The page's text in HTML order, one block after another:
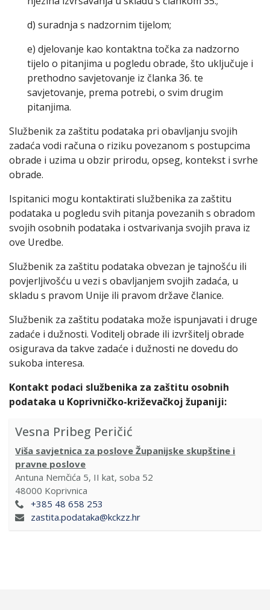
d) suradnja s nadzornim tijelom;
e) djelovanje kao kontaktna točka za nadzorno
tijelo o pitanjima u pogledu obrade, što uključuje i
prethodno savjetovanje iz članka 36. te
savjetovanje, prema potrebi, o svim drugim
pitanjima.
Službenik za zaštitu podataka pri obavljanju svojih
zadaća vodi računa o riziku povezanom s postupcima
obrade i uzima u obzir prirodu, opseg, kontekst i svrhe
obrade.
Ispitanici mogu kontaktirati službenika za zaštitu
podataka u pogledu svih pitanja povezanih s obradom
svojih osobnih podataka i ostvarivanja svojih prava iz
ove Uredbe.
Službenik za zaštitu podataka obvezan je tajnošću ili
povjerljivošću u vezi s obavljanjem svojih zadaća, u
skladu s pravom Unije ili pravom države članice.
Službenik za zaštitu podataka može ispunjavati i druge
zadaće i dužnosti. Voditelj obrade ili izvršitelj obrade
osigurava da takve zadaće i dužnosti ne dovedu do
sukoba interesa.
Kontakt podaci službenika za zaštitu osobnih
podataka u Koprivničko-križevačkoj županiji:
Vesna Pribeg Peričić
Viša savjetnica za poslove Županijske skupštine i
pravne poslove
Antuna Nemčića 5, II kat, soba 52
48000 Koprivnica
+385 48 658 253
zastita.podataka@kckzz.hr